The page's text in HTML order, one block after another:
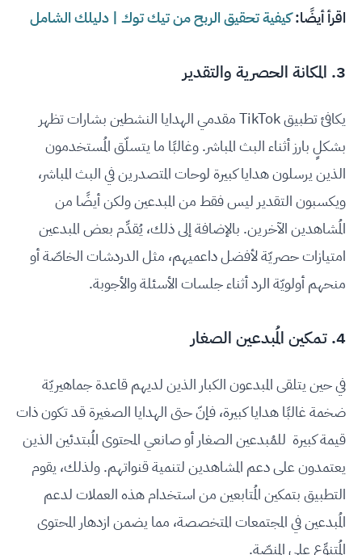
اقرأ أيضًا:كيفية تحقيق الربح من تيك توك | دليلك الشامل
3. المكانة الحصرية والتقدير
يكافئ تطبيق TikTok مقدمي الهدايا النشطين بشارات تظهر
بشكلٍ بارز أثناء البث المباشر. وغالبًا ما يتسلّق المُستخدمون
الذين يرسلون هدايا كبيرة لوحات المتصدرين في البث المباشر،
ويكسبون التقدير ليس فقط من المبدعين ولكن أيضًا من
المُشاهدين الآخرين. بالإضافة إلى ذلك، يُقدِّم بعض المبدعين
امتيازات حصريّة لأفضل داعميهم، مثل الدردشات الخاصّة أو
منحهم أولويّة الرد أثناء جلسات الأسئلة والأجوبة.
4. تمكين المُبدعين الصغار
في حين يتلقى المبدعون الكبار الذين لديهم قاعدة جماهيريّة
ضخمة غالبًا هدايا كبيرة، فإنّ حتى الهدايا الصغيرة قد تكون ذات
قيمة كبيرة للمُبدعين الصغار أو صانعي المحتوى المُبتدئين الذين
يعتمدون على دعم المشاهدين لتنمية قنواتهم. ولذلك، يقوم
التطبيق بتمكين المُتابعين من استخدام هذه العملات لدعم
المُبدعين في المجتمعات المتخصصة، مما يضمن ازدهار المحتوى
المُتنوِّع على المنصّة.